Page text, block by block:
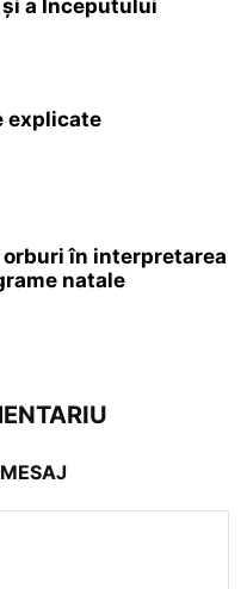
a Începutului
explicate
în interpretarea
natale